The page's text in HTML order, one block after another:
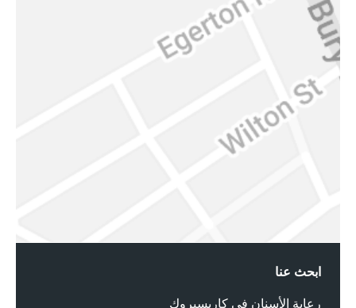
ابحث عنا
رعاية الأسنان في كاريسبروك